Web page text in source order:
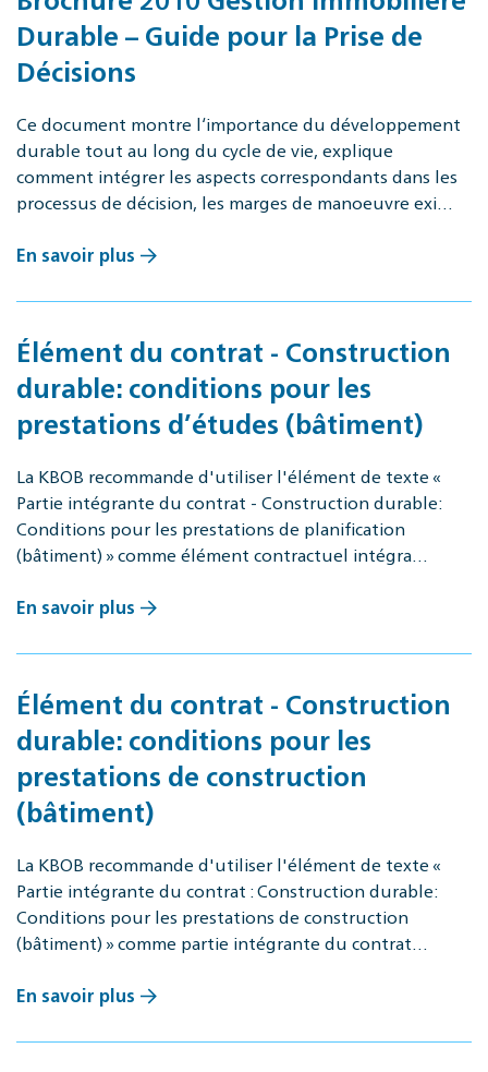
Durable – Guide pour la Prise de
Décisions
Ce document montre l‘importance du développement
durable tout au long du cycle de vie, explique
comment intégrer les aspects correspondants dans les
processus de décision, les marges de manoeuvre exi…
En savoir plus
Élément du contrat - Construction
durable: conditions pour les
prestations d’études (bâtiment)
La KBOB recommande d'utiliser l'élément de texte «
Partie intégrante du contrat - Construction durable:
Conditions pour les prestations de planification
(bâtiment) » comme élément contractuel intégra…
En savoir plus
Élément du contrat - Construction
durable: conditions pour les
prestations de construction
(bâtiment)
La KBOB recommande d'utiliser l'élément de texte «
Partie intégrante du contrat : Construction durable:
Conditions pour les prestations de construction
(bâtiment) » comme partie intégrante du contrat…
En savoir plus